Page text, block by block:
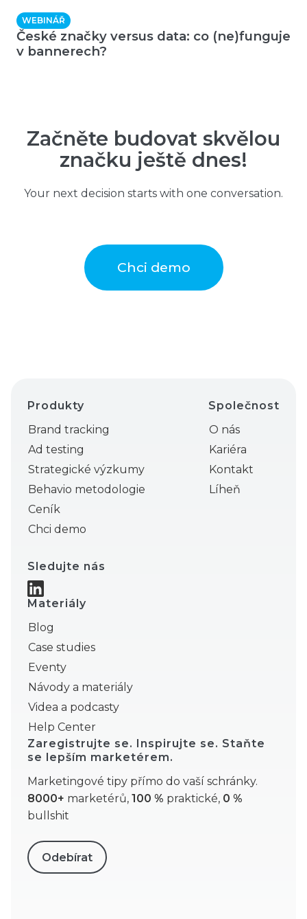
WEBINÁŘ
České značky versus data: co (ne)funguje
v bannerech?
Začněte budovat skvělou
značku ještě dnes!
Your next decision starts with one conversation.
Chci demo
Produkty
Brand tracking
Ad testing
Strategické výzkumy
Behavio metodologie
Ceník
Chci demo
Sledujte nás
Společnost
O nás
Kariéra
Kontakt
Líheň
Materiály
Blog
Case studies
Eventy
Návody a materiály
Videa a podcasty
Help Center
Zaregistrujte se. Inspirujte se. Staňte
se lepším marketérem.
Marketingové tipy přímo do vaší schránky.
8000+ marketérů, 100 % praktické, 0 %
bullshit
Odebírat